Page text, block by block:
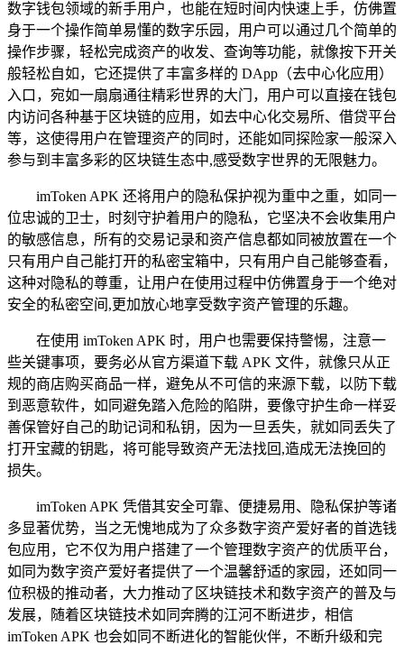
数字钱包领域的新手用户，也能在短时间内快速上手，仿佛置
身于一个操作简单易懂的数字乐园，用户可以通过几个简单的
操作步骤，轻松完成资产的收发、查询等功能，就像按下开关
般轻松自如，它还提供了丰富多样的 DApp（去中心化应用）
入口，宛如一扇扇通往精彩世界的大门，用户可以直接在钱包
内访问各种基于区块链的应用，如去中心化交易所、借贷平台
等，这使得用户在管理资产的同时，还能如同探险家一般深入
参与到丰富多彩的区块链生态中,感受数字世界的无限魅力。
imToken APK 还将用户的隐私保护视为重中之重，如同一
位忠诚的卫士，时刻守护着用户的隐私，它坚决不会收集用户
的敏感信息，所有的交易记录和资产信息都如同被放置在一个
只有用户自己能打开的私密宝箱中，只有用户自己能够查看，
这种对隐私的尊重，让用户在使用过程中仿佛置身于一个绝对
安全的私密空间,更加放心地享受数字资产管理的乐趣。
在使用 imToken APK 时，用户也需要保持警惕，注意一
些关键事项，要务必从官方渠道下载 APK 文件，就像只从正
规的商店购买商品一样，避免从不可信的来源下载，以防下载
到恶意软件，如同避免踏入危险的陷阱，要像守护生命一样妥
善保管好自己的助记词和私钥，因为一旦丢失，就如同丢失了
打开宝藏的钥匙，将可能导致资产无法找回,造成无法挽回的
损失。
imToken APK 凭借其安全可靠、便捷易用、隐私保护等诸
多显著优势，当之无愧地成为了众多数字资产爱好者的首选钱
包应用，它不仅为用户搭建了一个管理数字资产的优质平台，
如同为数字资产爱好者提供了一个温馨舒适的家园，还如同一
位积极的推动者，大力推动了区块链技术和数字资产的普及与
发展，随着区块链技术如同奔腾的江河不断进步，相信
imToken APK 也会如同不断进化的智能伙伴，不断升级和完